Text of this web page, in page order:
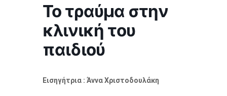
Το τραύμα στην
κλινική του
παιδιού
Εισηγήτρια : Άννα Χριστοδουλάκη